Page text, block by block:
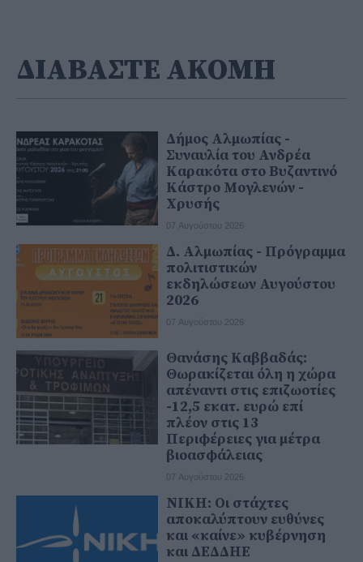
ΔΙΑΒΑΣΤΕ ΑΚΟΜΗ
Δήμος Αλμωπίας -
Συναυλία του Ανδρέα
Καρακότα στο Βυζαντινό
Κάστρο Μογλενών -
Χρυσής
07 Αυγούστου 2026
Δ. Αλμωπίας - Πρόγραμμα
πολιτιστικών
εκδηλώσεων Αυγούστου
2026
07 Αυγούστου 2026
Θανάσης Καββαδάς:
Θωρακίζεται όλη η χώρα
απέναντι στις επιζωοτίες
-12,5 εκατ. ευρώ επί
πλέον στις 13
Περιφέρειες για μέτρα
βιοασφάλειας
07 Αυγούστου 2026
ΝΙΚΗ: Οι στάχτες
αποκαλύπτουν ευθύνες
και «καίνε» κυβέρνηση
και ΔΕΔΔΗΕ